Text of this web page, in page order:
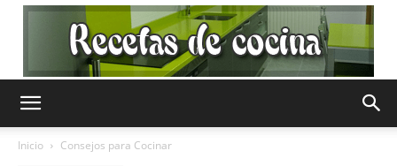
Inicio Consejos para Cocinar